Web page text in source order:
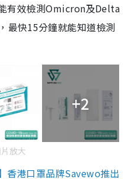
有效檢測Omicron及Delta
最快15分鐘就能知道檢測
+2
放大
香港口罩品牌Savewo推出